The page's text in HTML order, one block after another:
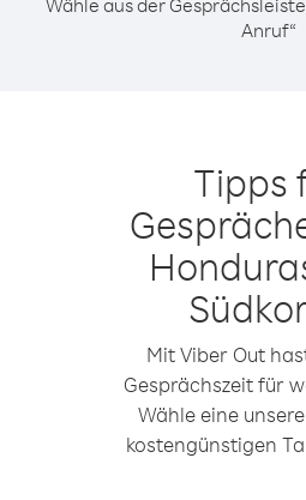
Wähle aus der
Anruf“
Tipps
Mit Viber Out
Gesprächszeit für
Wähle eine
kostengünstigen